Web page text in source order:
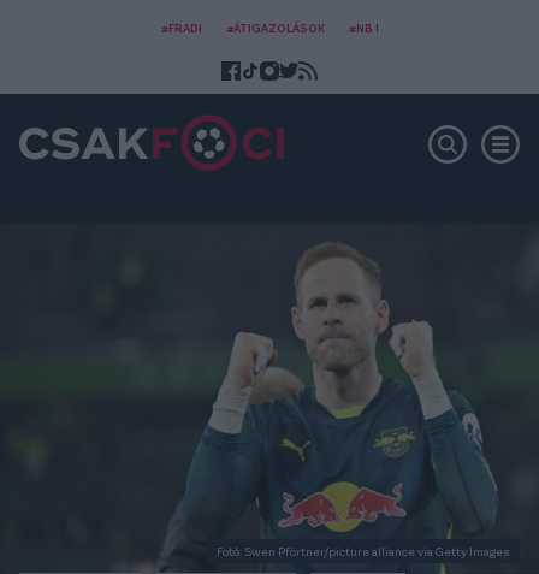
#FRADI #ÁTIGAZOLÁSOK #NB I
Fotó: Swen Pförtner/picture alliance via Getty Images